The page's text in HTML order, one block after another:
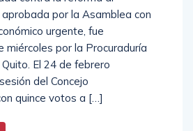
por la Asamblea con
urgente, fue
por la Procuraduría
El 24 de febrero
del Concejo
quince votos a […]